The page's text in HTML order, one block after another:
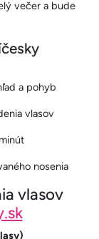
večer a bude
a pohyb
vlasov
nosenia
vlasov